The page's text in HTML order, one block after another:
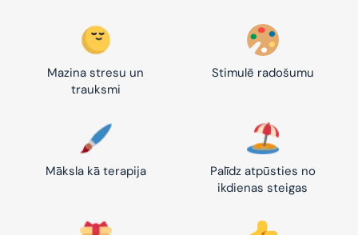
Mazina stresu un
trauksmi
Stimulē radošumu
Māksla kā terapija
Palīdz atpūsties no
ikdienas steigas